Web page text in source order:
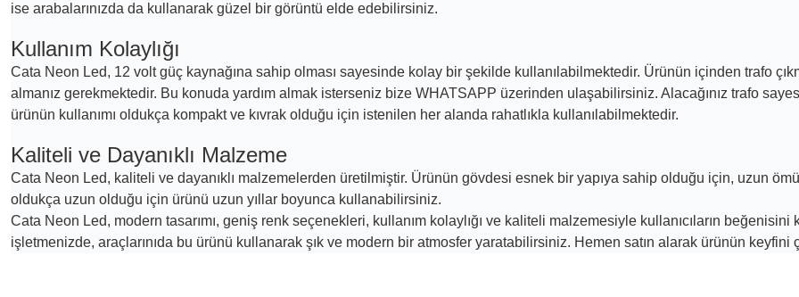
ise arabalarınızda da kullanarak güzel bir görüntü elde edebilirsiniz.
Kullanım Kolaylığı
Cata Neon Led, 12 volt güç kaynağına sahip olması sayesinde kolay bir şekilde kullanılabilmektedir. Ürünün içinden trafo
almanız gerekmektedir. Bu konuda yardım almak isterseniz bize WHATSAPP üzerinden ulaşabilirsiniz. Alacağınız trafo
ürünün kullanımı oldukça kompakt ve kıvrak olduğu için istenilen her alanda rahatlıkla kullanılabilmektedir.
Kaliteli ve Dayanıklı Malzeme
Cata Neon Led, kaliteli ve dayanıklı malzemelerden üretilmiştir. Ürünün gövdesi esnek bir yapıya sahip olduğu için, uzun
oldukça uzun olduğu için ürünü uzun yıllar boyunca kullanabilirsiniz.
Cata Neon Led, modern tasarımı, geniş renk seçenekleri, kullanım kolaylığı ve kaliteli malzemesiyle kullanıcıların
işletmenizde, araçlarınıda bu ürünü kullanarak şık ve modern bir atmosfer yaratabilirsiniz. Hemen satın alarak ürünün keyfini